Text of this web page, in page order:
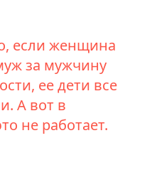
если женщина
за мужчину
ее дети все
А вот в
не работает.